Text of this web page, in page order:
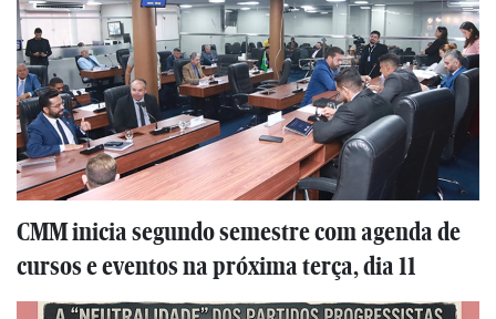
CMM inicia segundo semestre com agenda de
cursos e eventos na próxima terça, dia 11